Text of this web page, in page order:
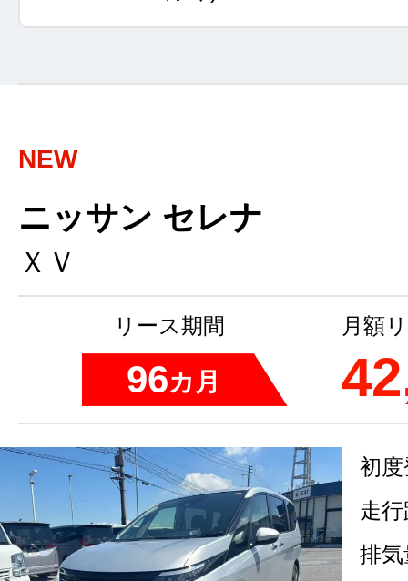
NEW
ニッサン セレナ
ＸＶ
リース期間
96カ月
月額
初
走
排気